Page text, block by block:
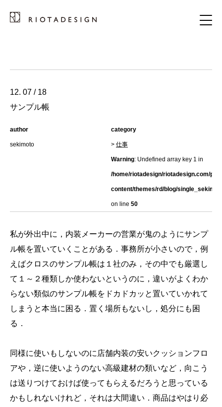
12. 07 / 18
サンプル帳
author
sekimoto
category
> 仕事
Warning: Undefined array key 1 in
/home/riotadesign/riotadesign.com/
content/themes/rd/blog/
on line 50
私が外出中に，内装メーカーの営業が鬼のようにサンプ
ル帳を置いていくことがある．事務所が小さいので，例
えばクロスのサンプル帳は１社のみ，その中でも厳選し
て１～２種類しか使わないというのに，違いがよくわか
らない類似のサンプル帳をドカドカッと置いていかれて
しまうと本当に困る．置く場所もないし，処分にも困
る．
同様に使いもしないのに店舗内装の安いクッションフロ
アや，逆に使いようのない高級建材の類いなど，向こう
は送りつけておけば使ってもらえるだろうと思っている
かもしれないけれど，それは大間違い．商品はやはり必